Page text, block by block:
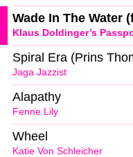
Klaus Doldinger’s
Wade In The Water
Jaga Jazzist
Spiral Era (Prins
Fenne Lily
Alapathy
Katie Von Schleicher
Wheel